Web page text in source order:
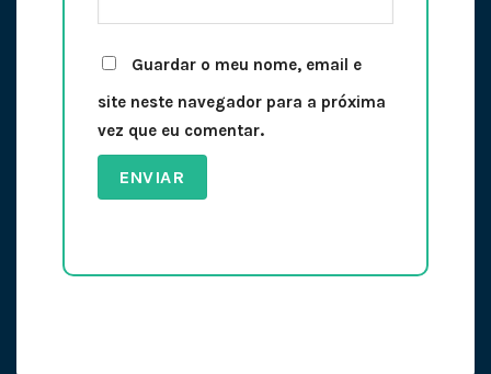
Guardar o meu nome, email e
site neste navegador para a próxima
vez que eu comentar.